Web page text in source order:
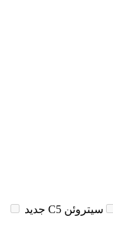
سيتروئن C5 جديد